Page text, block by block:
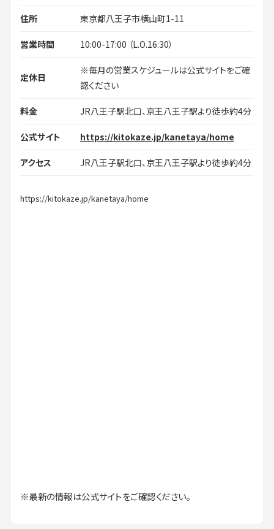
住所 東京都八王子市横山町1-11
営業時間 10:00-17:00 （L.O.16:30）
定休日
※毎月の営業スケジュールは公式サイトをご確
認ください
料金 JR八王子駅北口、京王八王子駅より徒歩約4分
公式サイト https://kitokaze.jp/kanetaya/home
アクセス JR八王子駅北口、京王八王子駅より徒歩約4分
https://kitokaze.jp/kanetaya/home
※最新の情報は公式サイトをご確認ください。